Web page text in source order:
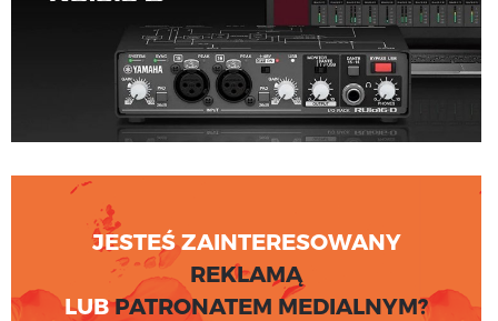
JESTEŚ ZAINTERESOWANY
REKLAMĄ
LUBPATRONATEM MEDIALNYM?